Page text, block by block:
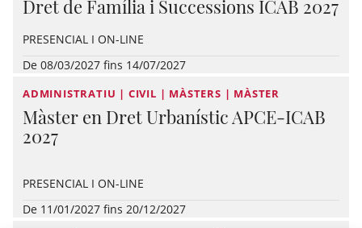
Dret de Família i Successions ICAB 2027
PRESENCIAL I ON-LINE
De 08/03/2027 fins 14/07/2027
ADMINISTRATIU | CIVIL | MÀSTERS | MÀSTER
Màster en Dret Urbanístic APCE-ICAB
2027
PRESENCIAL I ON-LINE
De 11/01/2027 fins 20/12/2027